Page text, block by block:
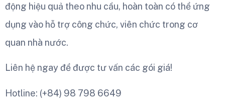
động hiệu quả theo nhu cầu, hoàn toàn có thể ứng
dụng vào hỗ trợ công chức, viên chức trong cơ
quan nhà nước.
Liên hệ ngay để được tư vấn các gói giá!
Hotline: (+84) 98 798 6649